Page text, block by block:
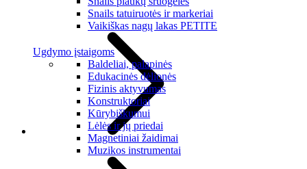
Snails tatuiruotės ir markeriai
Vaikiškas nagų lakas PETITE
Ugdymo įstaigoms
Baldeliai, palapinės
Edukacinės dėlionės
Fizinis aktyvumas
Konstruktoriai
Kūrybiškumui
Lėlės ir jų priedai
Magnetiniai žaidimai
Muzikos instrumentai